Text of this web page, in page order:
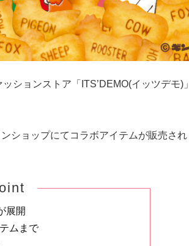
ッションストア「ITS’DEMO(イッツデモ)」
ショップにてコラボアイテムが販売され
展開
ムまで